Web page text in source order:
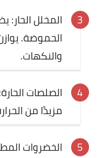
المخلل
الحموضة.
والنكهات.
الصلصات
مزيدًا من
الخضروات